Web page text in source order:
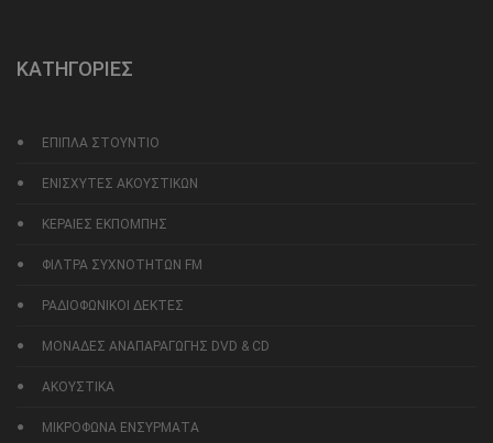
ΚΑΤΗΓΟΡΙΕΣ
ΕΠΙΠΛΑ ΣΤΟΥΝΤΙΟ
ΕΝΙΣΧΥΤΕΣ ΑΚΟΥΣΤΙΚΩΝ
ΚΕΡΑΙΕΣ ΕΚΠΟΜΠΗΣ
ΦΙΛΤΡΑ ΣΥΧΝΟΤΗΤΩΝ FM
ΡΑΔΙΟΦΩΝΙΚΟΙ ΔΕΚΤΕΣ
ΜΟΝΑΔΕΣ ΑΝΑΠΑΡΑΓΩΓΗΣ DVD & CD
ΑΚΟΥΣΤΙΚΑ
ΜΙΚΡΟΦΩΝΑ ΕΝΣΥΡΜΑΤΑ